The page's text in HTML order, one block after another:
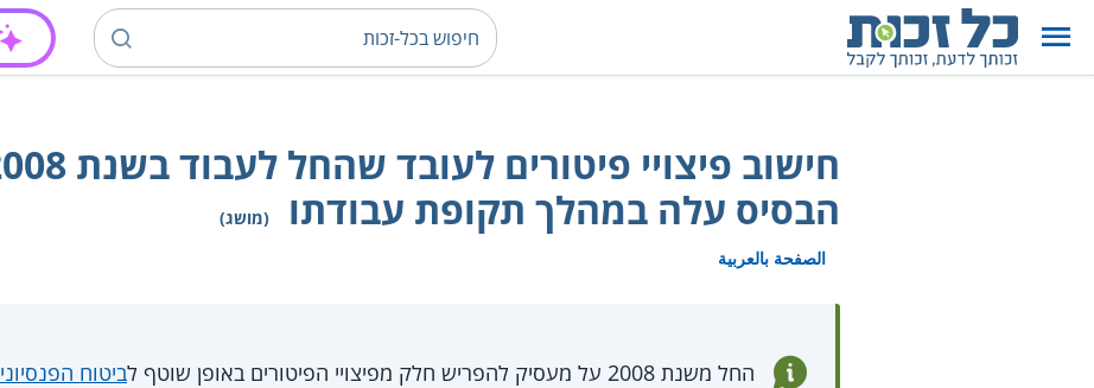
הבסיס עלה במהלך תקופת עבודתו
(מושג)
الصفحة بالعربية
החל משנת 2008 על מעסיק להפריש חלק מפיצויי הפיטורים באופן שוטף ל ביטוח הפנסיוני